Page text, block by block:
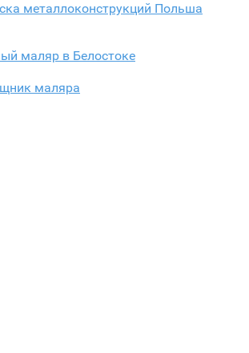
металлоконструкций Польша
маляр в Белостоке
маляра